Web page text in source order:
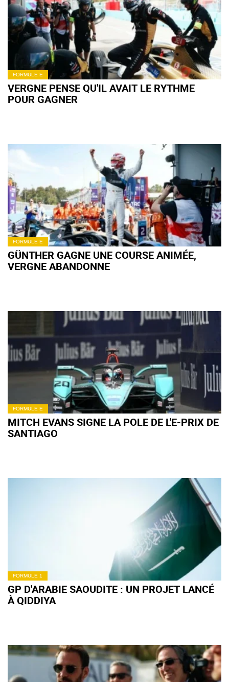
FORMULE E
VERGNE PENSE QU'IL AVAIT LE RYTHME
POUR GAGNER
FORMULE E
GÜNTHER GAGNE UNE COURSE ANIMÉE,
VERGNE ABANDONNE
FORMULE E
MITCH EVANS SIGNE LA POLE DE L'E-PRIX DE
SANTIAGO
FORMULE 1
GP D'ARABIE SAOUDITE : UN PROJET LANCÉ
À QIDDIYA